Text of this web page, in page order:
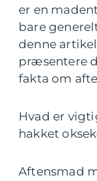
er en
bare
denne
præsentere
fakta om
Hvad er
hakket
Aftensmad